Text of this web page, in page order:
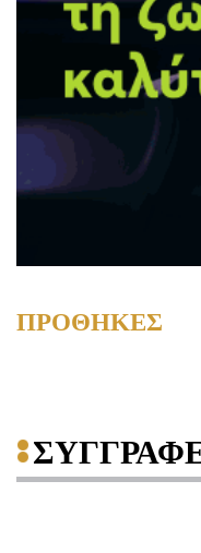
ΠΡΟΘΗΚΕΣ